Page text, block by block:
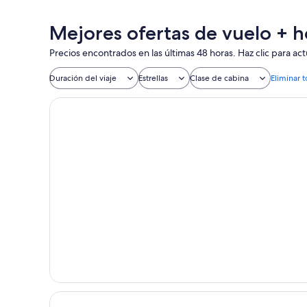
Mejores ofertas de vuelo +
Precios encontrados en las últimas 48 horas. Haz clic para
Duración del viaje Estrellas Clase de cabina Eliminar
Aurum Firenze
Aurum Uffizi